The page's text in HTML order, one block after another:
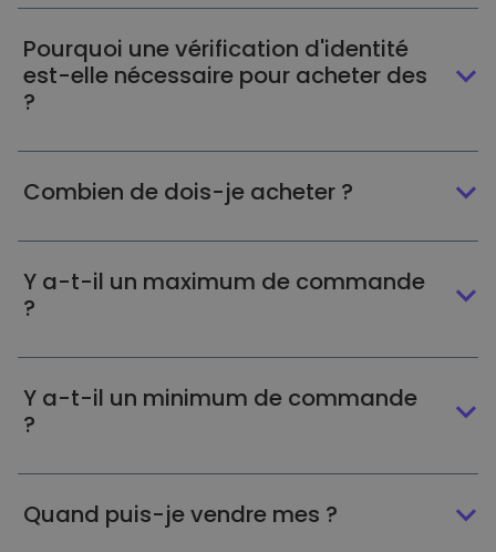
Pourquoi une vérification d'identité
est-elle nécessaire pour acheter des
?
Combien de dois-je acheter ?
Y a-t-il un maximum de commande
?
Y a-t-il un minimum de commande
?
Quand puis-je vendre mes ?